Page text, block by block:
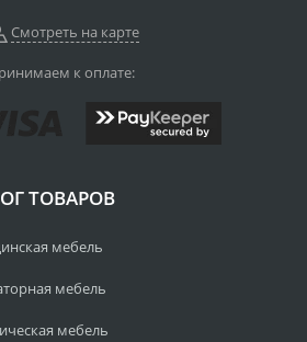
Смотреть на карте
к оплате:
ТОВАРОВ
мебель
мебель
мебель